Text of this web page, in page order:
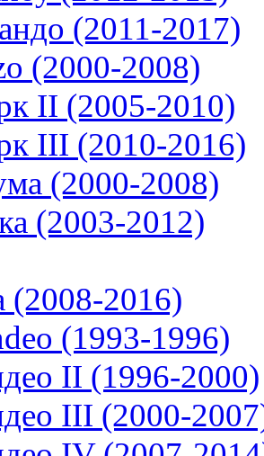
(2011-2017)
(2000-2008)
II (2005-2010)
III (2010-2016)
(2000-2008)
(2003-2012)
(2008-2016)
(1993-1996)
II (1996-2000)
III (2000-